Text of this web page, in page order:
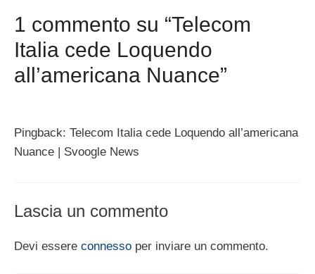
1 commento su “Telecom
Italia cede Loquendo
all’americana Nuance”
Pingback: Telecom Italia cede Loquendo all’americana
Nuance | Svoogle News
Lascia un commento
Devi essere connesso per inviare un commento.